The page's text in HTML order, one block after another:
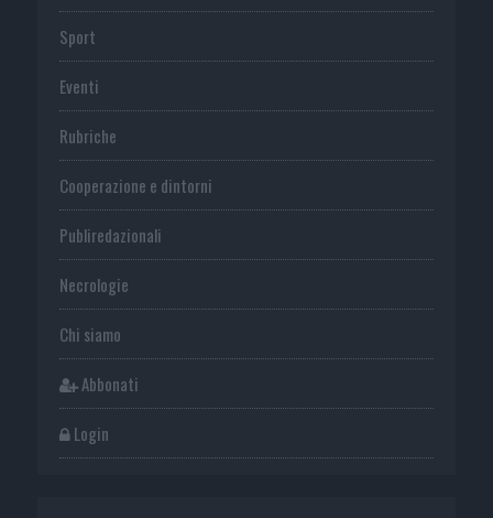
Sport
Eventi
Rubriche
Cooperazione e dintorni
Publiredazionali
Necrologie
Chi siamo
Abbonati
Login